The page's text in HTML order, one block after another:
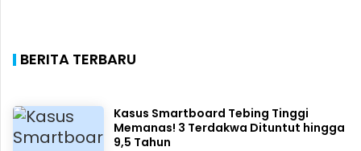
BERITA TERBARU
Kasus Smartboard Tebing Tinggi
Memanas! 3 Terdakwa Dituntut hingga
9,5 Tahun